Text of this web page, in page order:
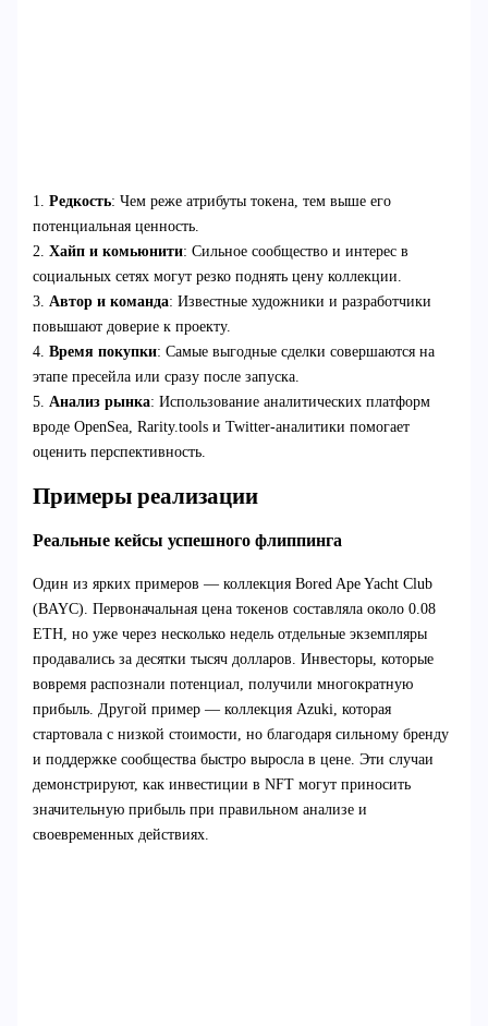
1. Редкость: Чем реже атрибуты токена, тем выше его
потенциальная ценность.
2. Хайп и комьюнити: Сильное сообщество и интерес в
социальных сетях могут резко поднять цену коллекции.
3. Автор и команда: Известные художники и разработчики
повышают доверие к проекту.
4. Время покупки: Самые выгодные сделки совершаются на
этапе пресейла или сразу после запуска.
5. Анализ рынка: Использование аналитических платформ
вроде OpenSea, Rarity.tools и Twitter-аналитики помогает
оценить перспективность.
Примеры реализации
Реальные кейсы успешного флиппинга
Один из ярких примеров — коллекция Bored Ape Yacht Club
(BAYC). Первоначальная цена токенов составляла около 0.08
ETH, но уже через несколько недель отдельные экземпляры
продавались за десятки тысяч долларов. Инвесторы, которые
вовремя распознали потенциал, получили многократную
прибыль. Другой пример — коллекция Azuki, которая
стартовала с низкой стоимости, но благодаря сильному бренду
и поддержке сообщества быстро выросла в цене. Эти случаи
демонстрируют, как инвестиции в NFT могут приносить
значительную прибыль при правильном анализе и
своевременных действиях.